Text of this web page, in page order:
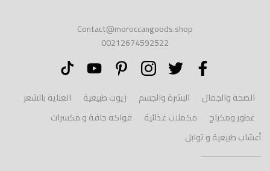
Contact@moroccangoods.shop
00212674592522
الصحة والجمال البشرة والجسم زيوت طبيعية
العناية بالشعر
عطور ومكياج
مكملات غذائية
فواكه جافة و مكسرات
أعشاب طبيعية و توابل